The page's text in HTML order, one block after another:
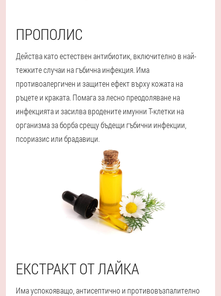
ПРОПОЛИС
Действа като естествен антибиотик, включително в най-
тежките случаи на гъбична инфекция. Има
противоалергичен и защитен ефект върху кожата на
ръцете и краката. Помага за лесно преодоляване на
инфекцията и засилва вродените имунни Т-клетки на
организма за борба срещу бъдещи гъбични инфекции,
псориазис или брадавици.
ЕКСТРАКТ ОТ ЛАЙКА
Има успокояващо, антисептично и противовъзпалително